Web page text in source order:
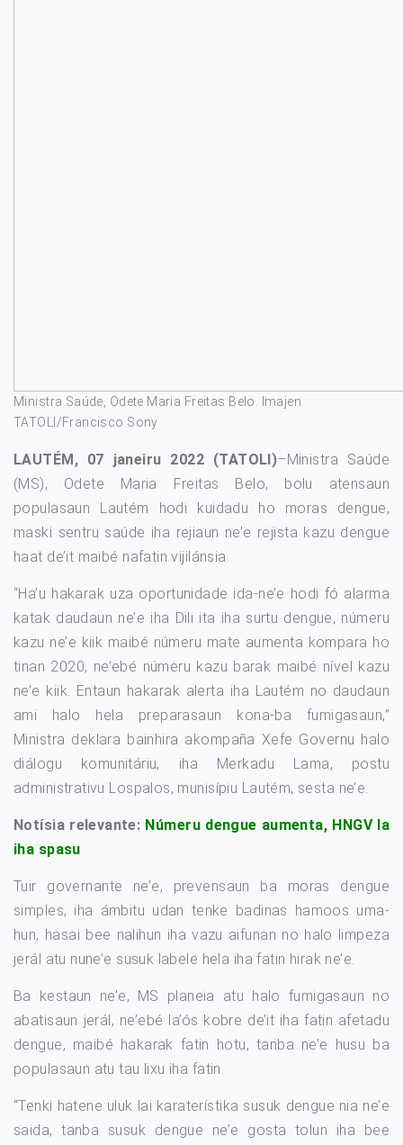
Ministra Saúde, Odete Maria Freitas Belo. Imajen
TATOLI/Francisco Sony
LAUTÉM, 07 janeiru 2022 (TATOLI)–Ministra Saúde
(MS), Odete Maria Freitas Belo, bolu atensaun
populasaun Lautém hodi kuidadu ho moras dengue,
maski sentru saúde iha rejiaun ne’e rejista kazu dengue
haat de’it maibé nafatin vijilánsia.
“Ha’u hakarak uza oportunidade ida-ne’e hodi fó alarma
katak daudaun ne’e iha Dili ita iha surtu dengue, númeru
kazu ne’e kiik maibé númeru mate aumenta kompara ho
tinan 2020, ne’ebé númeru kazu barak maibé nível kazu
ne’e kiik. Entaun hakarak alerta iha Lautém no daudaun
ami halo hela preparasaun kona-ba fumigasaun,”
Ministra deklara bainhira akompaña Xefe Governu halo
diálogu komunitáriu, iha Merkadu Lama, postu
administrativu Lospalos, munisípiu Lautém, sesta ne’e.
Notísia relevante: Númeru dengue aumenta, HNGV la
iha spasu
Tuir governante ne’e, prevensaun ba moras dengue
simples, iha ámbitu udan tenke badinas hamoos uma-
hun, hasai bee nalihun iha vazu aifunan no halo limpeza
jerál atu nune’e susuk labele hela iha fatin hirak ne’e.
Ba kestaun ne’e, MS planeia atu halo fumigasaun no
abatisaun jerál, ne’ebé la’ós kobre de’it iha fatin afetadu
dengue, maibé hakarak fatin hotu, tanba ne’e husu ba
populasaun atu tau lixu iha fatin.
“Tenki hatene uluk lai karaterístika susuk dengue nia ne’e
saida, tanba susuk dengue ne’e gosta tolun iha bee